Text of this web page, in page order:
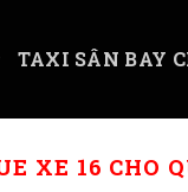
TAXI SÂN BAY
XE 16 CHO